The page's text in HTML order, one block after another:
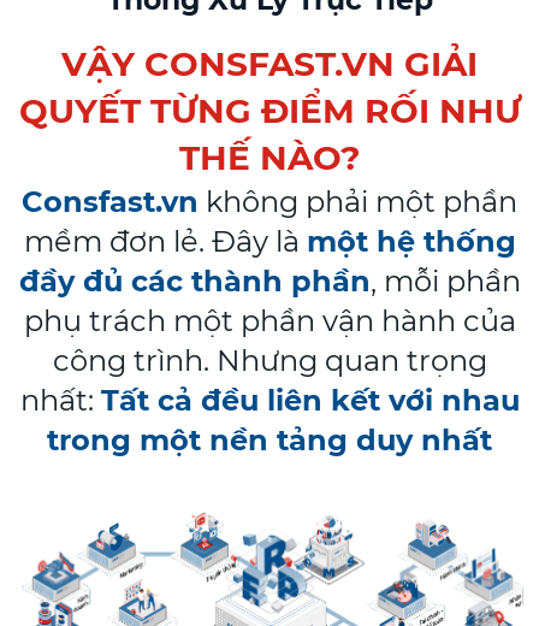
VẬY CONSFAST.VN GIẢI
QUYẾT TỪNG ĐIỂM RỐI NHƯ
THẾ NÀO?
Consfast.vn không phải một phần
mềm đơn lẻ. Đây là một hệ thống
đầy đủ các thành phần, mỗi phần
phụ trách một phần vận hành của
công trình. Nhưng quan trọng
nhất: Tất cả đều liên kết với nhau
trong một nền tảng duy nhất